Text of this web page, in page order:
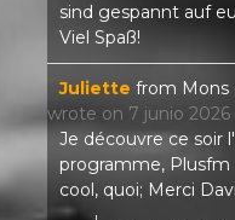
sind gespannt auf
Viel Spaß!
Juliette from Mons
wrote on 7 junio 2026
Je découvre ce soir
programme, Plusfm
cool, quoi; Merci